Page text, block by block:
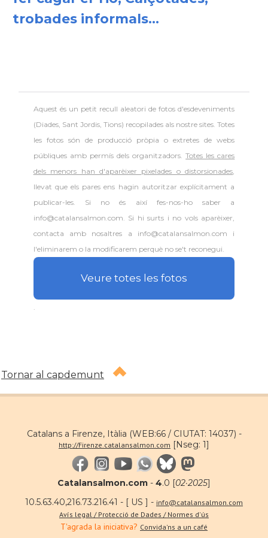
trobades informals...
Aquest és un petit recull aleatori defotos d'esdeveniments
(Diades, Sant Jordis, Tions) recopilades als nostre sites. Totes
les fotos són de producció pròpia o extretes de webs
públiques amb permís dels organitzadors.Totes les cares
dels menors han d'aparèixer pixelades o distorsionades,
llevat que els pares ens hagin autoritzar explícitament a
publicar-les. Si no és així fes-nos-ho saber a
info@catalansalmon.com. Si hi surts i no vols aparèixer,
contacta amb nosaltres a info@catalansalmon.com i
l'eliminarem o la modificarem perquè no se't reconegui.
Veure totes les fotos
Tornar al capdemunt
Catalans a Firenze, Itàlia (WEB:66 / CIUTAT: 14037) -
http://Firenze.catalansalmon.com [Nseg: 1]
Catalansalmon.com - 4.0 [02·2025]
10.5.63.40,216.73.216.41 - [ US ] - info@catalansalmon.com
Avís legal / Protecció de Dades / Normes d'ús
T'agrada la iniciativa? Convida'ns a un café